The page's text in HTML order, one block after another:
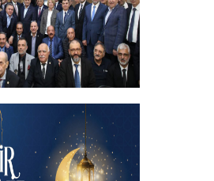
başbakanımızın
hemşehrilerimizle buluştuk
+